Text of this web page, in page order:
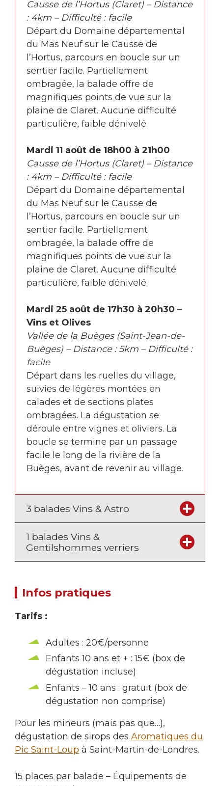
Causse de l’Hortus (Claret) – Distance
: 4km – Difficulté : facile
Départ du Domaine départemental
du Mas Neuf sur le Causse de
l’Hortus, parcours en boucle sur un
sentier facile. Partiellement
ombragée, la balade offre de
magnifiques points de vue sur la
plaine de Claret. Aucune difficulté
particulière, faible dénivelé.
Mardi 11 août de 18h00 à 21h00
Causse de l’Hortus (Claret) – Distance
: 4km – Difficulté : facile
Départ du Domaine départemental
du Mas Neuf sur le Causse de
l’Hortus, parcours en boucle sur un
sentier facile. Partiellement
ombragée, la balade offre de
magnifiques points de vue sur la
plaine de Claret. Aucune difficulté
particulière, faible dénivelé.
Mardi 25 août de 17h30 à 20h30 –
Vins et Olives
Vallée de la Buèges (Saint-Jean-de-
Buèges) – Distance : 5km – Difficulté :
facile
Départ dans les ruelles du village,
suivies de légères montées en
calades et de sections plates
ombragées. La dégustation se
déroule entre vignes et oliviers. La
boucle se termine par un passage
facile le long de la rivière de la
Buèges, avant de revenir au village.
3 balades Vins & Astro
1 balades Vins &
Gentilshommes verriers
Infos pratiques
Tarifs :
Adultes : 20€/personne
Enfants 10 ans et + : 15€ (box de
dégustation incluse)
Enfants – 10 ans : gratuit (box de
dégustation non comprise)
Pour les mineurs (mais pas que…),
dégustation de sirops des Aromatiques du
Pic Saint-Loup à Saint-Martin-de-Londres.
15 places par balade – Équipements de